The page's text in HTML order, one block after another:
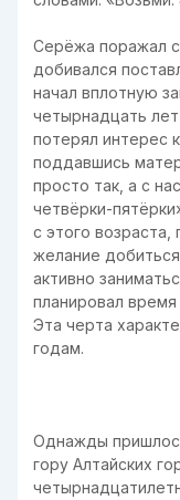
Серёжа поражал
добивался
начал вплотную
четырнадцать
потерял интерес
поддавшись
просто так, а с
четвёрки-
с этого возраста,
желание
активно
планировал
Эта черта
годам.
Однажды
гору Алтайских